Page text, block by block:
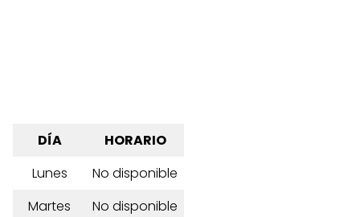
DÍA
HORARIO
Lunes
No disponible
Martes
No disponible